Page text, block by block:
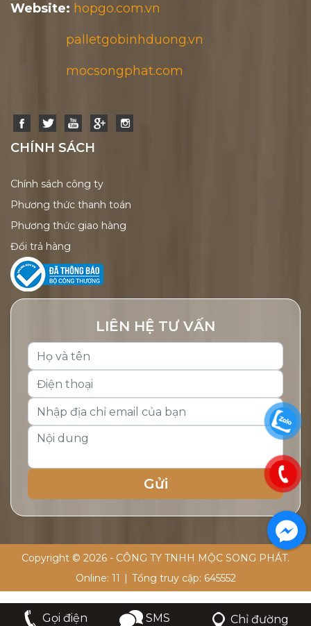
Website: hopgo.com.vn
palletgobinhduong.vn
mocsongphat.com
CHÍNH SÁCH
Chính sách công ty
Phương thức thanh toán
Phương thức giao hàng
Đổi trả hàng
LIÊN HỆ TƯ VẤN
Copyright © 2026 - CÔNG TY TNHH MỘC SONG PHÁT.
Online: 11 Tổng truy cập: 645552
Gọi điện SMS Chỉ đường